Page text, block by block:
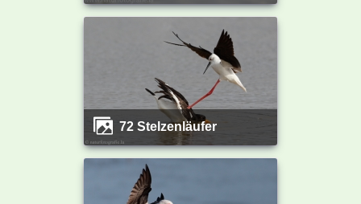
72 Stelzenläufer